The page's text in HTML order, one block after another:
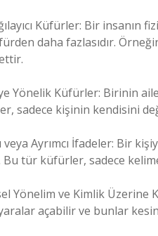
Küfürler: Bir
daha fazlasıdır.
Yönelik Küfürler: Birinin
sadece kişinin kendisini
veya Ayrımcı İfadeler: Bir
Bu tür küfürler, sadece
Yönelim ve Kimlik
açabilir ve bunlar